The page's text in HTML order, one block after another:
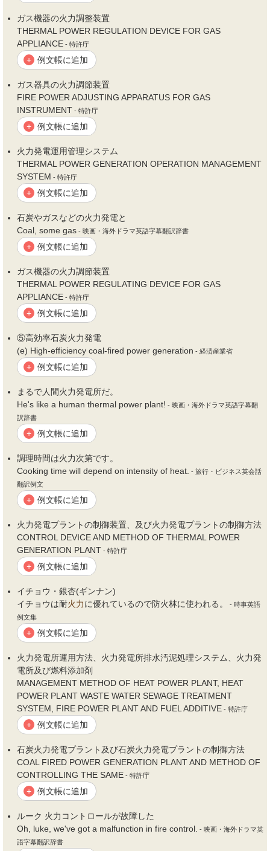
ガス機器の火力調整装置
THERMAL POWER REGULATION DEVICE FOR GAS
APPLIANCE - 特許庁
+ 例文帳に追加
ガス器具の火力調節装置
FIRE POWER ADJUSTING APPARATUS FOR GAS
INSTRUMENT - 特許庁
+ 例文帳に追加
火力発電運用管理システム
THERMAL POWER GENERATION OPERATION MANAGEMENT
SYSTEM - 特許庁
+ 例文帳に追加
石炭やガスなどの火力発電と
Coal, some gas - 映画・海外ドラマ英語字幕翻訳辞書
+ 例文帳に追加
ガス機器の火力調節装置
THERMAL POWER REGULATING DEVICE FOR GAS
APPLIANCE - 特許庁
+ 例文帳に追加
⑤高効率石炭火力発電
(e) High-efficiency coal-fired power generation - 経済産業省
+ 例文帳に追加
まるで人間火力発電所だ。
He's like a human thermal power plant! - 映画・海外ドラマ英語字幕翻
訳辞書
+ 例文帳に追加
調理時間は火力次第です。
Cooking time will depend on intensity of heat. - 旅行・ビジネス英会話
翻訳例文
+ 例文帳に追加
火力発電プラントの制御装置、及び火力発電プラントの制御方法
CONTROL DEVICE AND METHOD OF THERMAL POWER
GENERATION PLANT - 特許庁
+ 例文帳に追加
イチョウ・銀杏(ギンナン)
イチョウは耐火力に優れているので防火林に使われる。
- 時事英語
例文集
+ 例文帳に追加
火力発電所運用方法、 火力発電所排水汚泥処理システム、 火力発
電所及び燃料添加剤
MANAGEMENT METHOD OF HEAT POWER PLANT, HEAT
POWER PLANT WASTE WATER SEWAGE TREATMENT
SYSTEM, FIRE POWER PLANT AND FUEL ADDITIVE - 特許庁
+ 例文帳に追加
石炭火力発電プラント及び石炭火力発電プラントの制御方法
COAL FIRED POWER GENERATION PLANT AND METHOD OF
CONTROLLING THE SAME - 特許庁
+ 例文帳に追加
ルーク 火力 コントロールが故障した
Oh, luke, we've got a malfunction in fire control. - 映画・海外ドラマ英
語字幕翻訳辞書